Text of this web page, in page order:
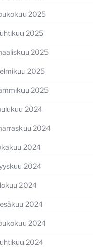
2025
2025
2025
2025
2025
2024
2024
2024
2024
2024
2024
2024
2024